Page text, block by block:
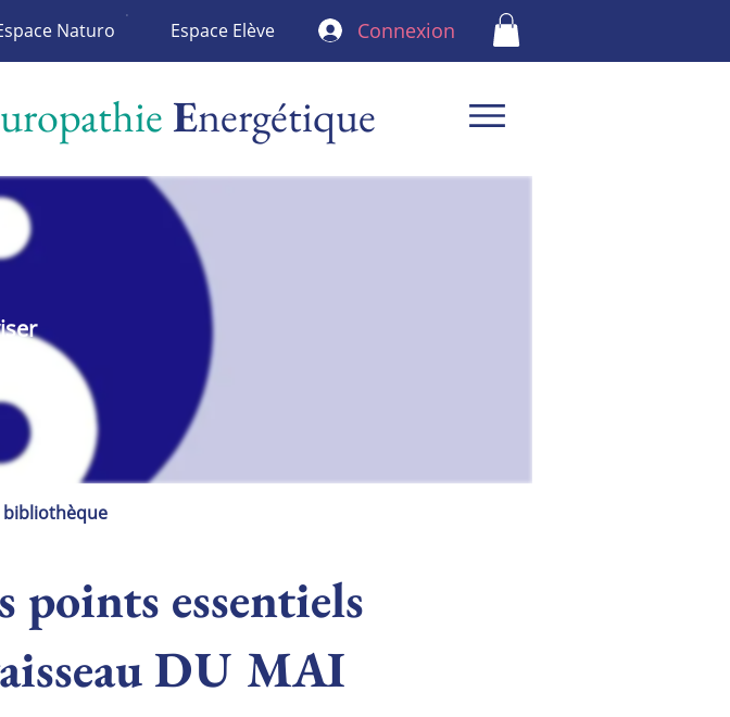
Espace Elève
Naturo Connexion
Energétique
points essentiels
DU MAI